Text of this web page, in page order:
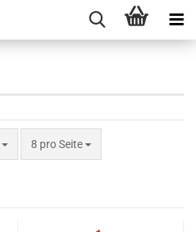
8 pro Seite
pro Seite